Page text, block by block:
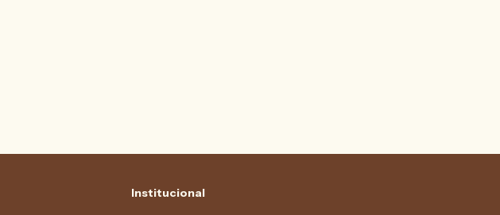
Institucional